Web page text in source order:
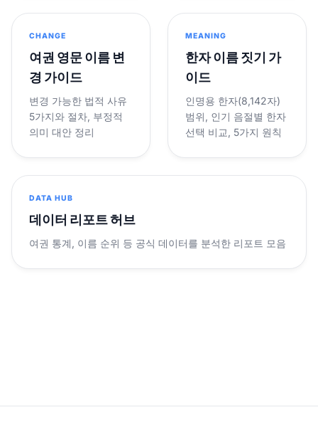
CHANGE
여권 영문 이름 변
경 가이드
변경 가능한 법적 사유
5가지와 절차, 부정적
의미 대안 정리
MEANING
한자 이름 짓기 가
이드
인명용 한자(8,142자)
범위, 인기 음절별 한자
선택 비교, 5가지 원칙
DATA HUB
데이터 리포트 허브
여권 통계, 이름 순위 등 공식 데이터를 분석한 리포트 모음